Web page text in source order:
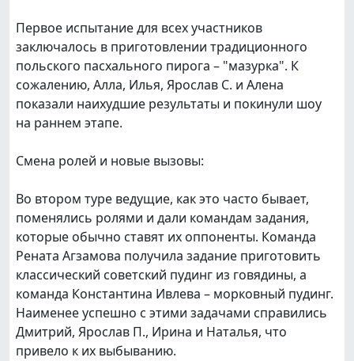
Первое испытание для всех участников
заключалось в приготовлении традиционного
польского пасхального пирога – "мазурка". К
сожалению, Алла, Илья, Ярослав С. и Алена
показали наихудшие результаты и покинули шоу
на раннем этапе.
Смена ролей и новые вызовы:
Во втором туре ведущие, как это часто бывает,
поменялись ролями и дали командам задания,
которые обычно ставят их оппоненты. Команда
Рената Агзамова получила задание приготовить
классический советский пудинг из говядины, а
команда Константина Ивлева – морковный пудинг.
Наименее успешно с этими задачами справились
Дмитрий, Ярослав П., Ирина и Наталья, что
привело к их выбыванию.